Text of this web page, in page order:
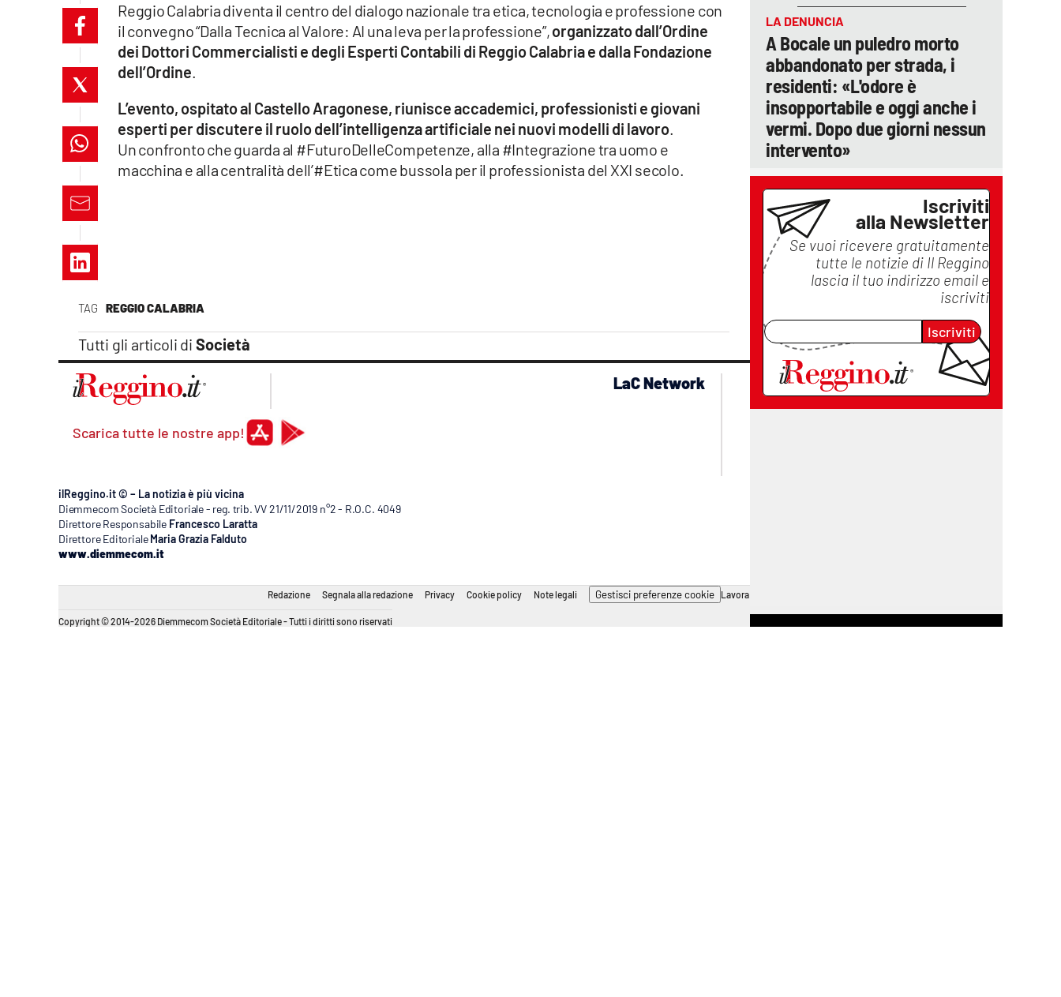
cosenzachannel.it
ilvibonese.it
catanzarochannel.it
lacapitalenews.it
Vai
TAG REGGIO CALABRIA
Tutti gli articoli di Società
Reggio Calabria diventa il centro del dialogo nazionale tra etica, tecnologia e professione con
il convegno “Dalla Tecnica al Valore: AI una leva per la professione”,organizzato dall’Ordine
dei Dottori Commercialisti e degli Esperti Contabili di Reggio Calabria e dalla Fondazione
dell’Ordine.
L’evento, ospitato al Castello Aragonese, riunisce accademici, professionisti e giovani
esperti per discutere il ruolo dell’intelligenza artificiale nei nuovi modelli di lavoro.
Un confronto che guarda al #FuturoDelleCompetenze, alla #Integrazione tra uomo e
macchina e alla centralità dell’#Etica come bussola per il professionista del XXI secolo.
LA DENUNCIA
A Bocale un puledro morto
abbandonato per strada, i
residenti: «L'odore è
insopportabile e oggi anche i
vermi. Dopo due giorni nessun
intervento»
Iscriviti
alla Newsletter
Se vuoi ricevere gratuitamente
tutte le notizie di Il Reggino
lascia il tuo indirizzo email e
iscriviti
Iscriviti
Scarica tutte le nostre app!
LaC Network
lacplay.it
lactv.it
lacitymag.it
lacapitalenews.it
ilReggino.it © – La notizia è più vicina
Diemmecom Società Editoriale - reg. trib. VV 21/11/2019 n°2 - R.O.C. 4049
Direttore Responsabile Francesco Laratta
Direttore Editoriale Maria Grazia Falduto
www.diemmecom.it
Redazione Segnala alla redazione Privacy Cookie policy Note legali Gestisci preferenze cookie Lavora con noi
Copyright © 2014-2026 Diemmecom Società Editoriale - Tutti i diritti sono riservati